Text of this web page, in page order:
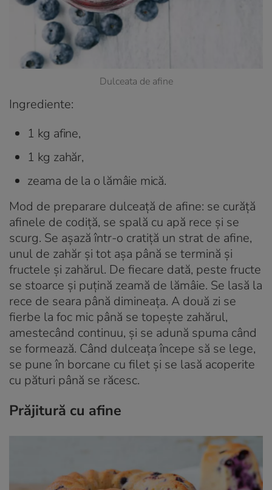
Dulceata de afine
Ingrediente:
1 kg afine,
1 kg zahăr,
zeama de la o lămâie mică.
Mod de preparare dulceață de afine: se curăță
afinele de codiță, se spală cu apă rece și se
scurg. Se așază într-o cratiță un strat de afine,
unul de zahăr și tot așa până se termină și
fructele și zahărul. De fiecare dată, peste fructe
se stoarce și puțină zeamă de lămâie. Se lasă la
rece de seara până dimineața. A două zi se
fierbe la foc mic până se topește zahărul,
amestecând continuu, și se adună spuma când
se formează. Când dulceața începe să se lege,
se pune în borcane cu filet și se lasă acoperite
cu pături până se răcesc.
Prăjitură cu afine